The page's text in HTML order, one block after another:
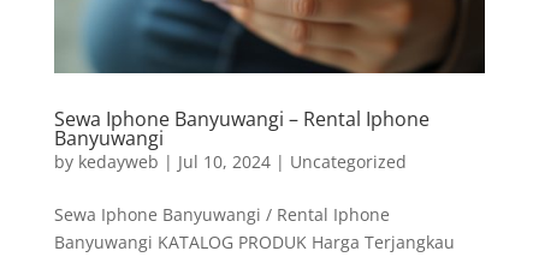
Sewa Iphone Banyuwangi – Rental Iphone
Banyuwangi
by kedayweb | Jul 10, 2024| Uncategorized
Sewa Iphone Banyuwangi / Rental Iphone
Banyuwangi KATALOG PRODUK Harga Terjangkau